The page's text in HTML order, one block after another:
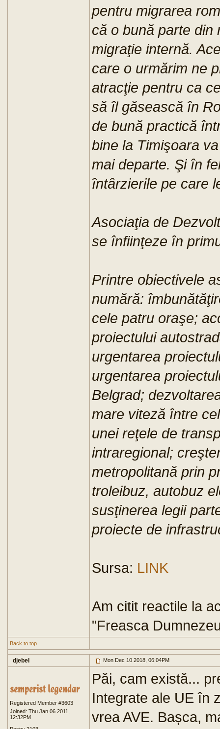
pentru migrarea
că o bună parte din
migraţie internă.
care o urmărim ne
atracţie pentru ca
să îl găsească în
de bună practică
bine la Timişoara
mai departe. Şi în
întârzierile pe care
Asociaţia de
se înfiinţeze în
Printre obiectivele
numără:
cele patru oraşe;
proiectului
urgentarea
urgentarea
Belgrad;
mare viteză între
unei reţele de
intraregional;
metropolitană prin
troleibuz, autobuz
susţinerea legii
proiecte de
Sursa: LINK
Am citit reactile la
"Freasca
Back to top
djebel Mon Dec 10 2018, 06:04PM
Registered Member #3603
Joined: Thu Jan 06 2011,
12:32PM
Păi, cam există...
Integrate ale UE în
vrea AVE. Bașca,